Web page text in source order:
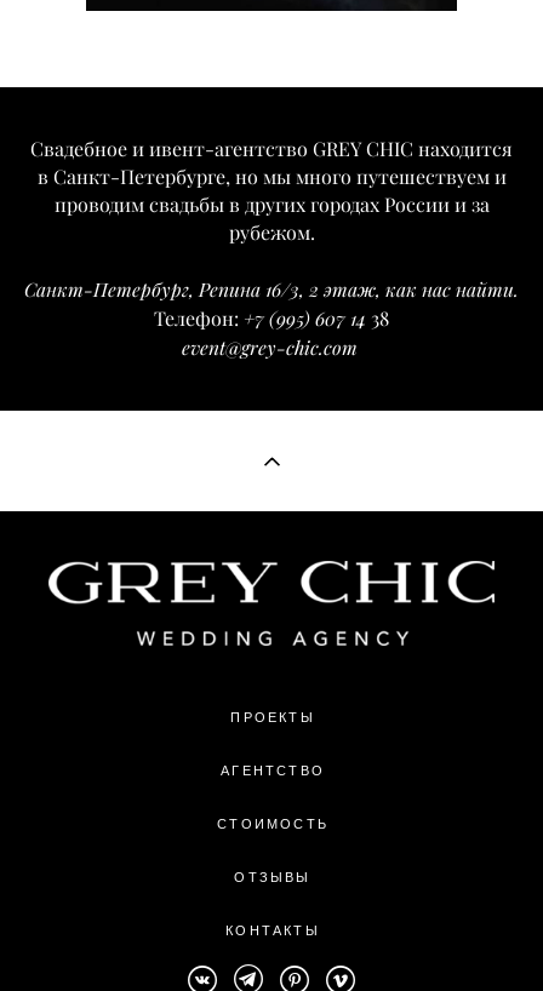
Свадебное и ивент-агентство GREY CHIC находится
в Санкт-Петербурге, но мы много путешествуем и
проводим свадьбы в других городах России и за
рубежом.
Санкт-Петербург, Репина 16/3, 2 этаж, как нас найти.
Телефон: +7 (995) 607 14 38
event@grey-chic.com
ПРОЕКТЫ
АГЕНТСТВО
СТОИМОСТЬ
ОТЗЫВЫ
КОНТАКТЫ